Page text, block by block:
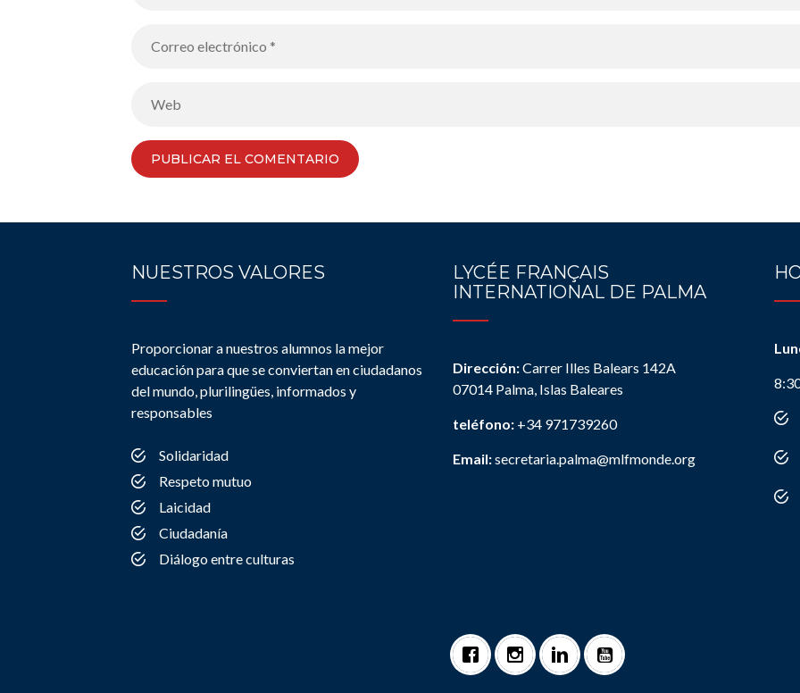
NUESTROS VALORES
Proporcionar a nuestros alumnos la mejor
educación para que se conviertan en ciudadanos
del mundo, plurilingües, informados y
responsables
Solidaridad
Respeto mutuo
Laicidad
Ciudadanía
Diálogo entre culturas
LYCÉE FRANÇAIS
INTERNATIONAL DE PALMA
Dirección:Carrer Illes Balears 142A
07014 Palma, Islas Baleares
teléfono: +34 971739260
Email:secretaria.palma@mlfmonde.org